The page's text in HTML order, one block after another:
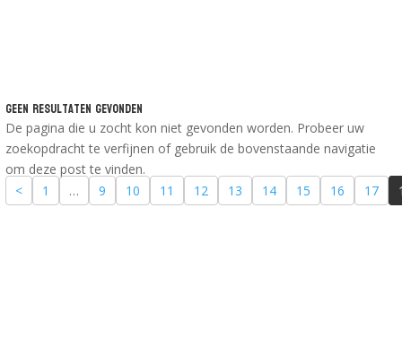
Geen Resultaten Gevonden
De pagina die u zocht kon niet gevonden worden. Probeer uw
zoekopdracht te verfijnen of gebruik de bovenstaande navigatie
om deze post te vinden.
<
1 … 9 10 11 12 13 14 15 16 17